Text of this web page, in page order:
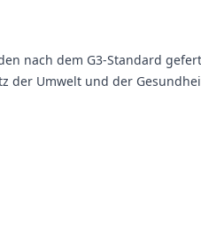
nach dem G3-Standard
der Umwelt und der